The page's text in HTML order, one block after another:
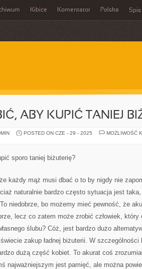
Kibice Komentator Polska Spis
ABY KUPIĆ TANIEJ
POSTED ON CZE - 29 - 2025
MOŻLIWOŚĆ
sporo taniej biżuterię?
każdy mąż musi dbać o to by nigdy nie
naturalnie bardzo często sytuacja jest
niedobrze, bo możemy mieć pewność, że
lecz co zatem może zrobić człowiek, który
ślubu? Cóż, jest bardzo dużo
zakup ładnej biżuterii. W szczególności
dużą część kobiet. To akurat coś
najważniejszym jest pamięć, ale można